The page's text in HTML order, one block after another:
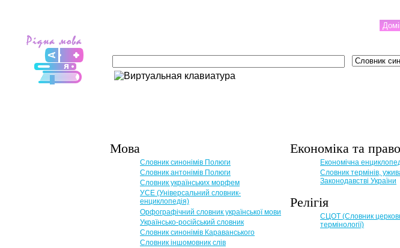
Мова
Словник синонімів Полюги
Словник антонімів Полюги
Словник українських морфем
УСЕ (Універсальний словник-
енциклопедія)
Орфографічний словник української мови
Українсько-російський словник
Словник синонімів Караванського
Словник іншомовник слів
Економіка та право
Eкономічна
Словник термінів,
Законодавстві України
Релігія
СЦОТ (Словник
термінології)